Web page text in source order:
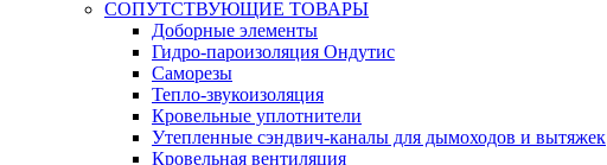
СОПУТСТВУЮЩИЕ ТОВАРЫ
Доборные элементы
Гидро-пароизоляция Ондутис
Саморезы
Тепло-звукоизоляция
Кровельные уплотнители
Утепленные сэндвич-каналы для дымоходов и вытяжек
Кровельная вентиляция